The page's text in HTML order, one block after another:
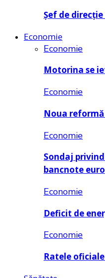
Șef de
Economie
Economie
Motorina se
Economie
Noua
Economie
Sondaj
bancnote euro
Economie
Deficit de
Economie
Ratele